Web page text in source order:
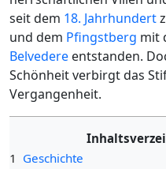
seit dem 18. Jahrhundert
und dem Pfingstberg mit
Belvedere entstanden.
Schönheit verbirgt das
Vergangenheit.
1 Geschichte